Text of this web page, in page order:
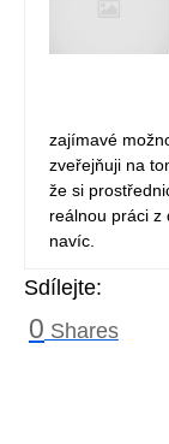
zajímavé
zveřejňuji na
že si
reálnou práci z
navíc.
Sdílejte:
0 Shares